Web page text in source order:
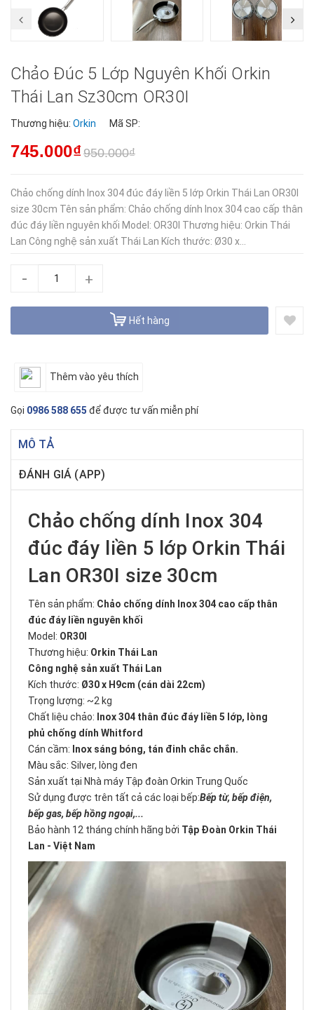
Chảo Đúc 5 Lớp Nguyên Khối Orkin
Thái Lan Sz30cm OR30I
Thương hiệu: Orkin Mã SP:
745.000₫950.000₫
Chảo chống dính Inox 304 đúc đáy liền 5 lớp Orkin Thái Lan OR30I
size 30cm Tên sản phẩm: Chảo chống dính Inox 304 cao cấp thân
đúc đáy liền nguyên khối Model: OR30I Thương hiệu: Orkin Thái
Lan Công nghệ sản xuất Thái Lan Kích thước: Ø30 x...
- +
Hết hàng
Thêm vào yêu thích
Gọi 0986 588 655 để được tư vấn miễn phí
MÔ TẢ
ĐÁNH GIÁ (APP)
Chảo chống dính Inox 304
đúc đáy liền 5 lớp Orkin Thái
Lan OR30I size 30cm
Tên sản phẩm: Chảo chống dính Inox 304 cao cấp thân
đúc đáy liền nguyên khối
Model: OR30I
Thương hiệu: Orkin Thái Lan
Công nghệ sản xuất Thái Lan
Kích thước: Ø30 x H9cm (cán dài 22cm)
Trọng lượng: ~2 kg
Chất liệu chảo: Inox 304 thân đúc đáy liền 5 lớp, lòng
phủ chống dính Whitford
Cán cầm: Inox sáng bóng, tán đinh chắc chắn.
Màu sắc: Silver, lòng đen
Sản xuất tại Nhà máy Tập đoàn Orkin Trung Quốc
Sử dụng được trên tất cả các loại bếp:Bếp từ, bếp điện,
bếp gas, bếp hồng ngoại,...
Bảo hành 12 tháng chính hãng bởi Tập Đoàn Orkin Thái
Lan - Việt Nam